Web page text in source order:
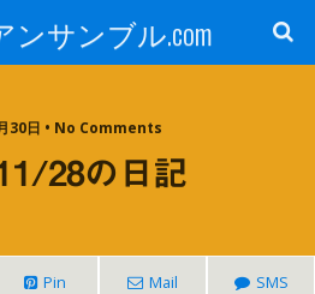
ンサンブル.com
30日 • No Comments
28の日記
Pin Mail SMS